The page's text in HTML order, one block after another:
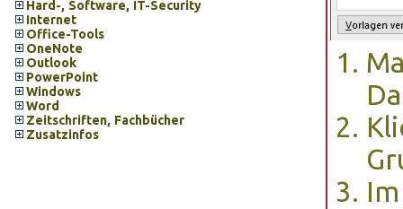
Hard-, Software, IT-Security
Internet
Office-Tools
OneNote
Outlook
PowerPoint
Windows
Word
Zeitschriften, Fachbücher
Zusatzinfos